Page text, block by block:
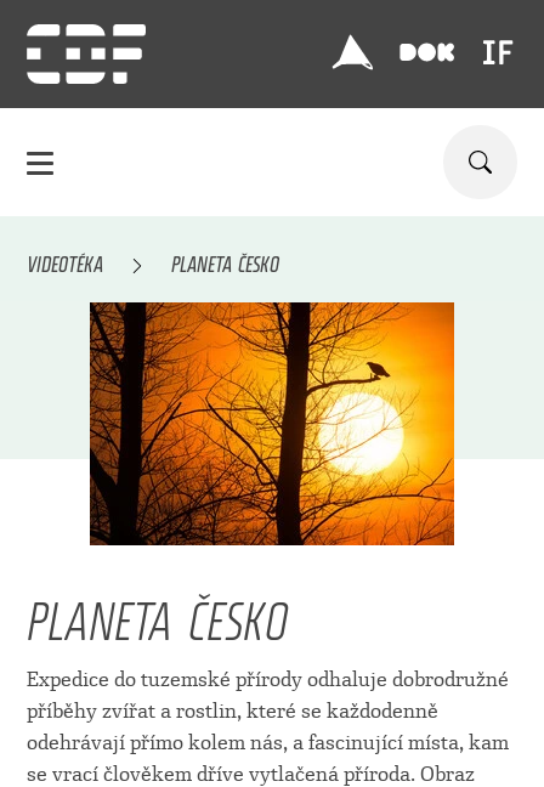
VIDEOTÉKA PLANETA ČESKO
PLANETA ČESKO
Expedice do tuzemské přírody odhaluje dobrodružné
příběhy zvířat a rostlin, které se každodenně
odehrávají přímo kolem nás, a fascinující místa, kam
se vrací člověkem dříve vytlačená příroda. Obraz